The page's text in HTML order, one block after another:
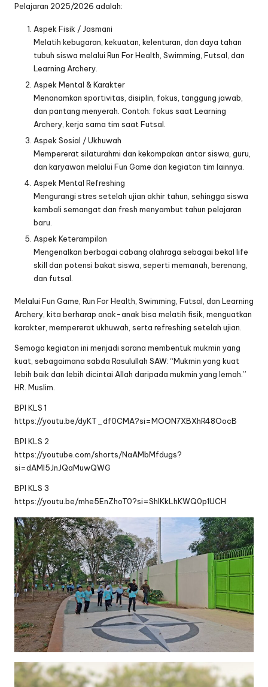
Pelajaran 2025/2026 adalah:
Aspek Fisik / Jasmani
Melatih kebugaran, kekuatan, kelenturan, dan daya tahan
tubuh siswa melalui Run For Health, Swimming, Futsal, dan
Learning Archery.
Aspek Mental & Karakter
Menanamkan sportivitas, disiplin, fokus, tanggung jawab,
dan pantang menyerah. Contoh: fokus saat Learning
Archery, kerja sama tim saat Futsal.
Aspek Sosial / Ukhuwah
Mempererat silaturahmi dan kekompakan antar siswa, guru,
dan karyawan melalui Fun Game dan kegiatan tim lainnya.
Aspek Mental Refreshing
Mengurangi stres setelah ujian akhir tahun, sehingga siswa
kembali semangat dan fresh menyambut tahun pelajaran
baru.
Aspek Keterampilan
Mengenalkan berbagai cabang olahraga sebagai bekal life
skill dan potensi bakat siswa, seperti memanah, berenang,
dan futsal.
Melalui Fun Game, Run For Health, Swimming, Futsal, dan Learning
Archery, kita berharap anak-anak bisa melatih fisik, menguatkan
karakter, mempererat ukhuwah, serta refreshing setelah ujian.
Semoga kegiatan ini menjadi sarana membentuk mukmin yang
kuat, sebagaimana sabda Rasulullah SAW: “Mukmin yang kuat
lebih baik dan lebih dicintai Allah daripada mukmin yang lemah.”
HR. Muslim.
BPI KLS 1
https://youtu.be/dyKT_df0CMA?si=MOON7XBXhR48OocB
BPI KLS 2
https://youtube.com/shorts/NaAMbMfdugs?
si=dAMl5JnJQaMuwQWG
BPI KLS 3
https://youtu.be/mhe5EnZhoT0?si=ShIKkLhKWQ0p1UCH